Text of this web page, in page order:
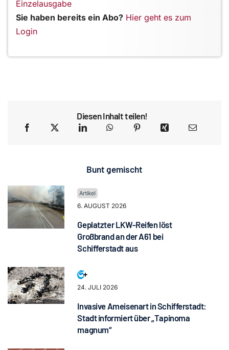
Einzelausgabe
Sie haben bereits ein Abo? Hier geht es zum
Login
Diesen Inhalt teilen!
Bunt gemischt
6. AUGUST 2026
Geplatzter LKW-Reifen löst
Großbrand an der A61 bei
Schifferstadt aus
24. JULI 2026
Invasive Ameisenart in Schifferstadt:
Stadt informiert über „Tapinoma
magnum“